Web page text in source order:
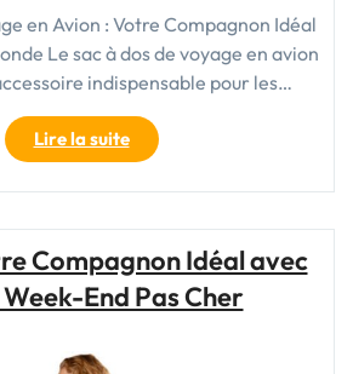
en Avion : Votre Compagnon Idéal
Le sac à dos de voyage en avion
indispensable pour les…
Lire la suite"Le
Sac
à
Voyage
en
Compagnon Idéal avec
Week-End Pas Cher